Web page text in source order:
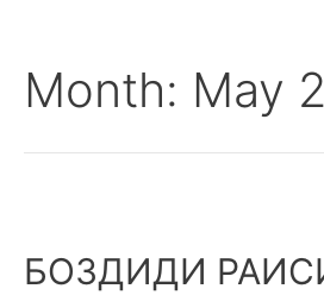
Month: May
БОЗДИДИ